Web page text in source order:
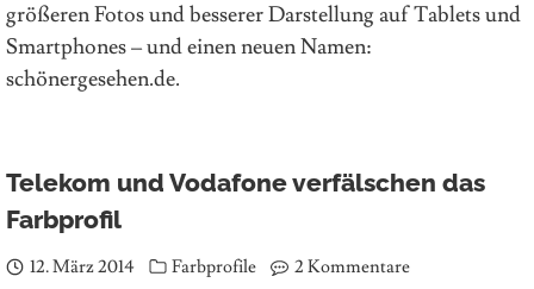
größeren Fotos und besserer Darstellung auf Tablets und
Smartphones – und einen neuen Namen:
schönergesehen.de.
Telekom und Vodafone verfälschen das
Farbprofil
12. März 2014 Farbprofile 2 Kommentare